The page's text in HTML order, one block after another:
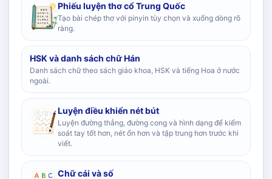
Phiếu luyện thơ cổ Trung Quốc
Tạo bài chép thơ với pinyin tùy chọn và xuống dòng rõ
ràng.
HSK và danh sách chữ Hán
Danh sách chữ theo sách giáo khoa, HSK và tiếng Hoa ở nước
ngoài.
Luyện điều khiển nét bút
Luyện đường thẳng, đường cong và hình dạng để kiểm
soát tay tốt hơn, nét ổn hơn và tập trung hơn trước khi
viết.
Chữ cái và số